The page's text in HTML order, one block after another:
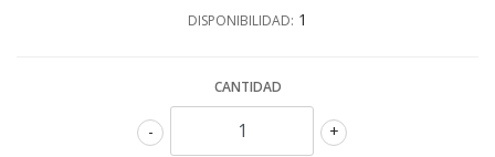
DISPONIBILIDAD: 1
CANTIDAD
+
-